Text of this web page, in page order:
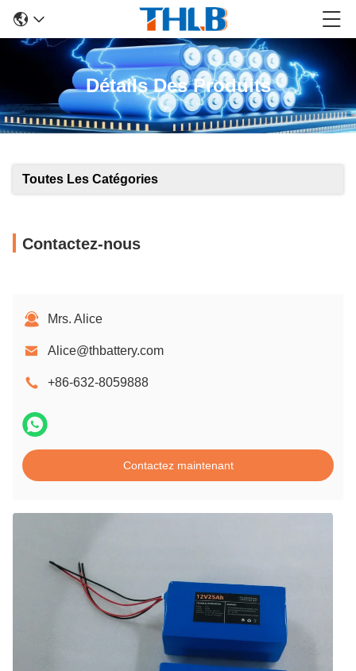
Détails Des Produits
Toutes Les Catégories
Contactez-nous
Mrs. Alice
Alice@thbattery.com
+86-632-8059888
Contactez maintenant